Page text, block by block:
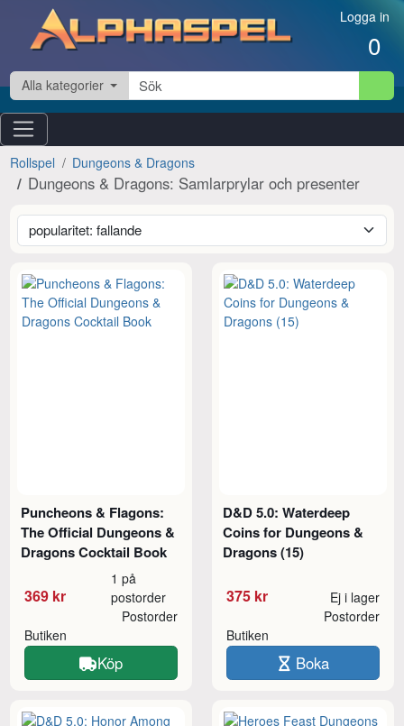
Hoppa till innehåll Logga in
0
Alla kategorier
Rollspel Dungeons & Dragons
Dungeons & Dragons: Samlarprylar och presenter
Puncheons & Flagons:
The Official Dungeons &
Dragons Cocktail Book
369 kr
1 på
postorder
Butiken
Postorder
Köp
D&D 5.0: Waterdeep
Coins for Dungeons &
Dragons (15)
375 kr Ej i lager
Butiken
Postorder
Boka